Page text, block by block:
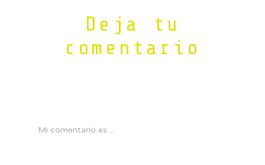
Deja tu
comentario
Mi comentario es ...